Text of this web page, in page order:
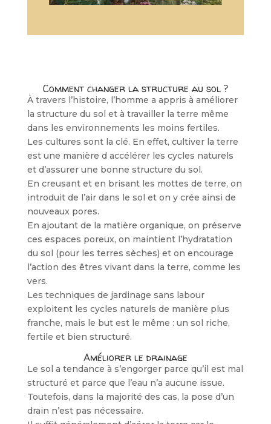
Comment changer la structure au sol ?
À travers l’histoire, l’homme a appris à améliorer
la structure du sol et à travailler la terre même
dans les environnements les moins fertiles.
Les cultures sont la clé. En effet, cultiver la terre
est une manière d accélérer les cycles naturels
et d’assurer une bonne structure du sol.
En creusant et en brisant les mottes de terre, on
introduit de l’air dans le sol et on y crée ainsi de
nouveaux pores.
En ajoutant de la matière organique, on préserve
ces espaces poreux, on maintient l’hydratation
du sol (pour les terres sèches) et on encourage
l’action des êtres vivant dans la terre, comme les
vers.
Les techniques de jardinage sans labour
exploitent les cycles naturels de manière plus
franche, mais le but est le même : un sol riche,
fertile et bien structuré.
Améliorer le drainage
Le sol a tendance à s’engorger parce qu’il est mal
structuré et parce que l’eau n’a aucune issue.
Toutefois, dans la majorité des cas, la pose d’un
drain n’est pas nécessaire.